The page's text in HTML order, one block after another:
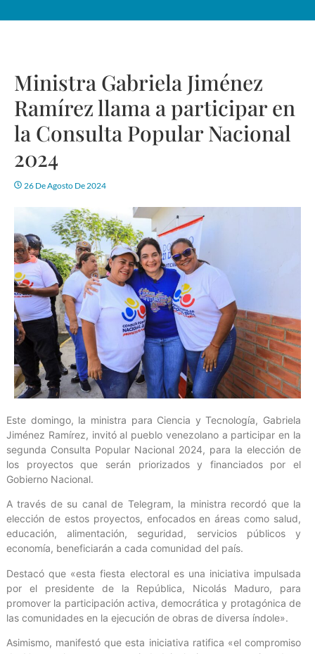
Ministra Gabriela Jiménez
Ramírez llama a participar en
la Consulta Popular Nacional
2024
26 De Agosto De 2024
Este domingo, la ministra para Ciencia y Tecnología, Gabriela
Jiménez Ramírez, invitó al pueblo venezolano a participar en la
segunda Consulta Popular Nacional 2024, para la elección de
los proyectos que serán priorizados y financiados por el
Gobierno Nacional.
A través de su canal de Telegram, la ministra recordó que la
elección de estos proyectos, enfocados en áreas como salud,
educación, alimentación, seguridad, servicios públicos y
economía, beneficiarán a cada comunidad del país.
Destacó que «esta fiesta electoral es una iniciativa impulsada
por el presidente de la República, Nicolás Maduro, para
promover la participación activa, democrática y protagónica de
las comunidades en la ejecución de obras de diversa índole».
Asimismo, manifestó que esta iniciativa ratifica «el compromiso